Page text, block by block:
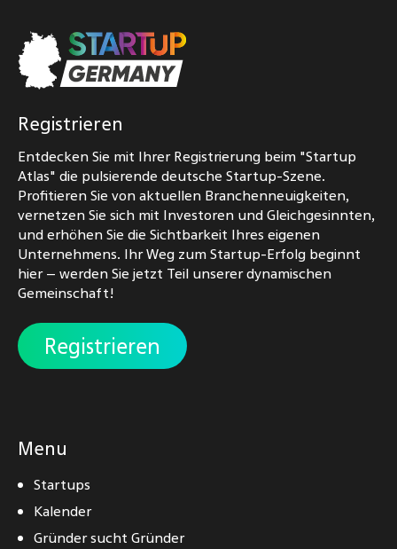
Registrieren
Entdecken Sie mit Ihrer Registrierung beim "Startup
Atlas" die pulsierende deutsche Startup-Szene.
Profitieren Sie von aktuellen Branchenneuigkeiten,
vernetzen Sie sich mit Investoren und Gleichgesinnten,
und erhöhen Sie die Sichtbarkeit Ihres eigenen
Unternehmens. Ihr Weg zum Startup-Erfolg beginnt
hier – werden Sie jetzt Teil unserer dynamischen
Gemeinschaft!
Registrieren
Menu
Startups
Kalender
Gründer sucht Gründer